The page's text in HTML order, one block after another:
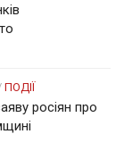
ПОДІЇ
росіян про